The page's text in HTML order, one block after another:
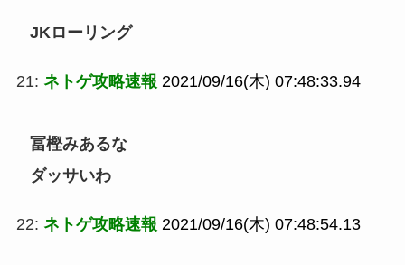
JKローリング
21: ネトゲ攻略速報 2021/09/16(木) 07:48:33.94
冨樫みあるな
ダッサいわ
22: ネトゲ攻略速報 2021/09/16(木) 07:48:54.13